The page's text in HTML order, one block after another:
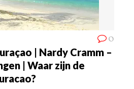
0
| Nardy Cramm –
| Waar zijn de